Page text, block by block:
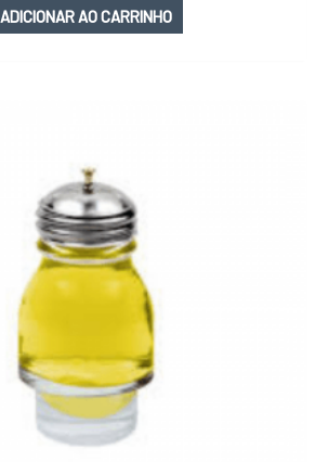
ADICIONAR AO CARRINHO